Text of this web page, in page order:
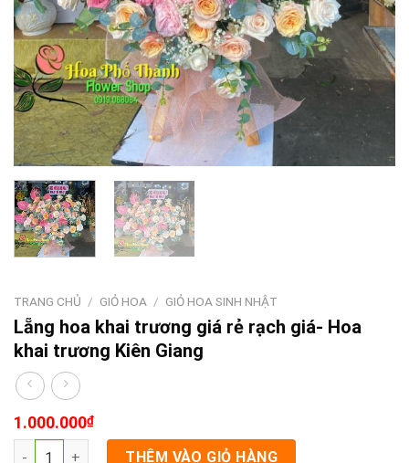
TRANG CHỦ / GIỎ HOA / GIỎ HOA SINH NHẬT
Lẵng hoa khai trương giá rẻ rạch giá- Hoa
khai trương Kiên Giang
1.000.000₫
Lẵng hoa khai trương giá rẻ rạch giá- Hoa khai trương Kiên
THÊM VÀO GIỎ HÀNG